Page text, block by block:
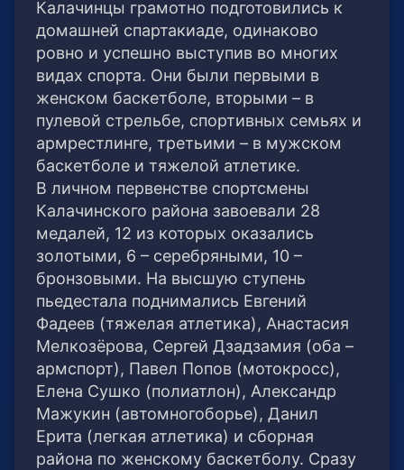
Калачинцы грамотно подготовились к
домашней спартакиаде, одинаково
ровно и успешно выступив во многих
видах спорта. Они были первыми в
женском баскетболе, вторыми – в
пулевой стрельбе, спортивных семьях и
армрестлинге, третьими – в мужском
баскетболе и тяжелой атлетике.
В личном первенстве спортсмены
Калачинского района завоевали 28
медалей, 12 из которых оказались
золотыми, 6 – серебряными, 10 –
бронзовыми. На высшую ступень
пьедестала поднимались Евгений
Фадеев (тяжелая атлетика), Анастасия
Мелкозёрова, Сергей Дзадзамия (оба –
армспорт), Павел Попов (мотокросс),
Елена Сушко (полиатлон), Александр
Мажукин (автомногоборье), Данил
Ерита (легкая атлетика) и сборная
района по женскому баскетболу. Сразу